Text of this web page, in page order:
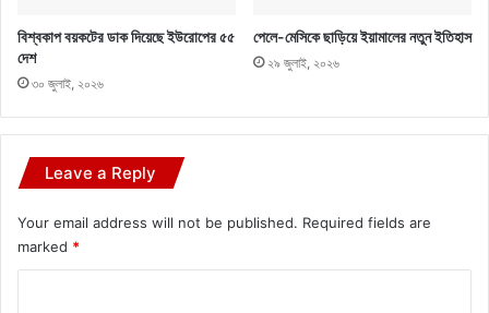
বিশ্বকাপ বয়কটের ডাক দিয়েছে ইউরোপের ৫৫
দেশ
৩০ জুলাই, ২০২৬
পেলে-মেসিকে ছাড়িয়ে ইয়ামালের নতুন ইতিহাস
২৯ জুলাই, ২০২৬
Leave a Reply
Your email address will not be published. Required fields are
marked *